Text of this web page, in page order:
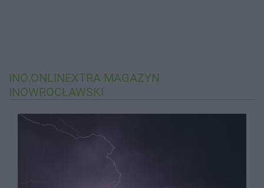
INO.ONLINEXTRA MAGAZYN
INOWROCŁAWSKI